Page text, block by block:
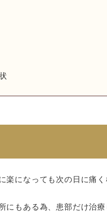
楽になっても次の日に痛
にもある為、患部だけ治